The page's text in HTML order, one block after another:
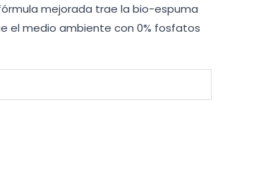
mejorada trae la bio-espuma
el medio ambiente con 0% fosfatos